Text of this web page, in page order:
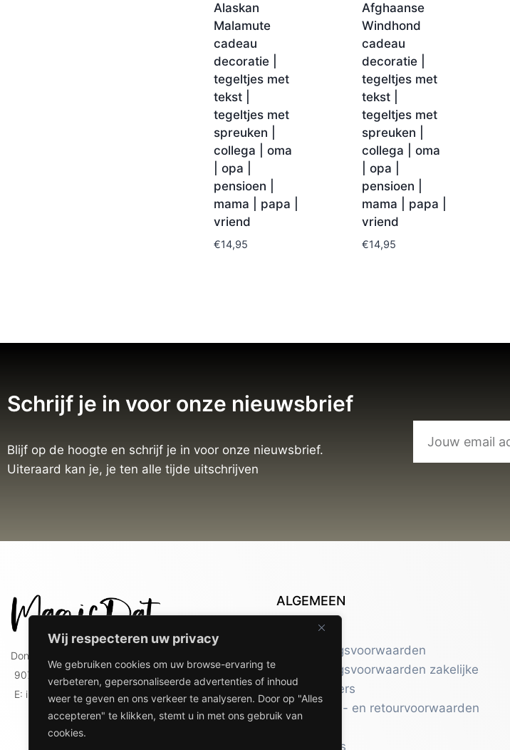
Wij respecteren uw privacy
We gebruiken cookies om uw browse-ervaring te
verbeteren, gepersonaliseerde advertenties of inhoud
weer te geven en ons verkeer te analyseren. Door op "Alles
accepteren" te klikken, stemt u in met ons gebruik van
cookies.
Alaskan
Malamute
cadeau
decoratie |
tegeltjes met
tekst |
tegeltjes met
spreuken |
collega | oma
| opa |
pensioen |
mama | papa |
vriend
€14,95
Afghaanse
Windhond
cadeau
decoratie |
tegeltjes met
tekst |
tegeltjes met
spreuken |
collega | oma
| opa |
pensioen |
mama | papa |
vriend
€14,95
Schrijf je in voor onze nieuwsbrief
Blijf op de hoogte en schrijf je in voor onze nieuwsbrief.
Uiteraard kan je, je ten alle tijde uitschrijven
Doniaweg 9
9074 AE Hallum
E: info@magicdat.nl
ALGEMEEN
Contact
Leveringsvoorwaarden
Leveringsvoorwaarden zakelijke
gebruikers
Verzend- en retourvoorwaarden
Over ons